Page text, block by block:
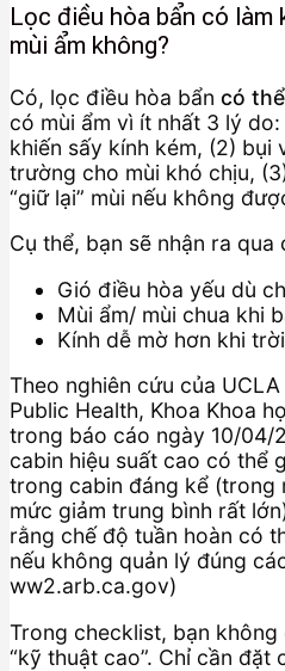
Lọc điều hòa bẩn có làm
mùi ẩm không?
Có, lọc điều hòa bẩn có thể
có mùi ẩm vì ít nhất 3 lý
khiến sấy kính kém, (2) bụi
trường cho mùi khó chịu,
“giữ lại” mùi nếu không
Cụ thể, bạn sẽ nhận ra qua
Gió điều hòa yếu dù
Mùi ẩm/ mùi chua khi
Kính dễ mờ hơn khi
Theo nghiên cứu của
Public Health, Khoa Khoa
trong báo cáo ngày 10/04/
cabin hiệu suất cao có thể
trong cabin đáng kể (trong
mức giảm trung bình rất
rằng chế độ tuần hoàn có
nếu không quản lý đúng
ww2.arb.ca.gov)
Trong checklist, bạn
“kỹ thuật cao”. Chỉ cần đặt